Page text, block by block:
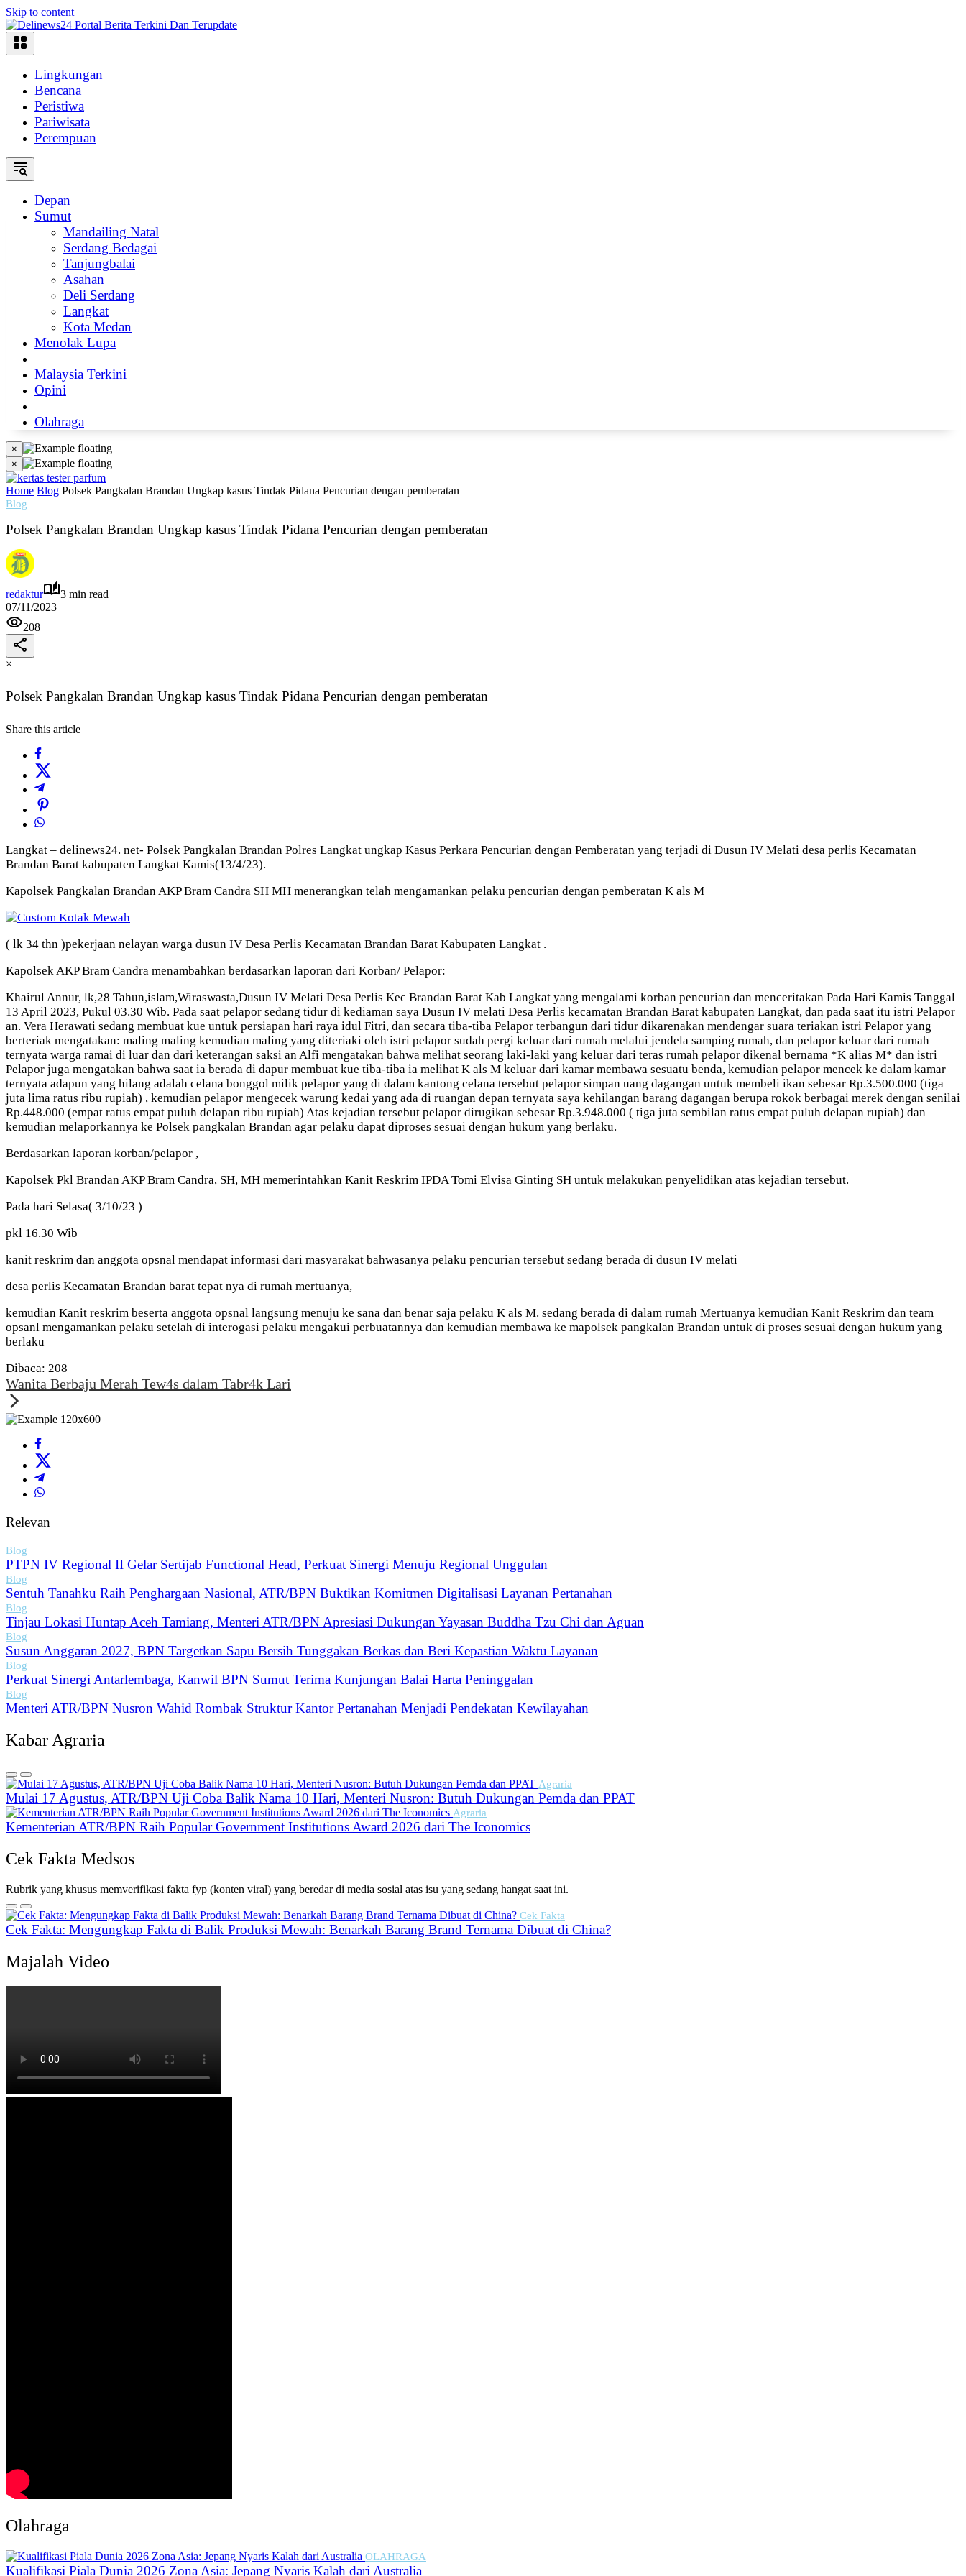
Skip to content
Lingkungan
Bencana
Peristiwa
Pariwisata
Perempuan
Depan
Sumut
Mandailing Natal
Serdang Bedagai
Tanjungbalai
Asahan
Deli Serdang
Langkat
Kota Medan
Menolak Lupa
Malaysia Terkini
Opini
Olahraga
×
×
Home Blog Polsek Pangkalan Brandan Ungkap kasus Tindak Pidana Pencurian dengan pemberatan
Blog
Polsek Pangkalan Brandan Ungkap kasus Tindak Pidana Pencurian dengan pemberatan
redaktur
3 min read
07/11/2023
208
×
Polsek Pangkalan Brandan Ungkap kasus Tindak Pidana Pencurian dengan pemberatan
Share this article
Langkat – delinews24. net- Polsek Pangkalan Brandan Polres Langkat ungkap Kasus Perkara Pencurian dengan Pemberatan yang terjadi di Dusun IV Melati desa perlis Kecamatan
Brandan Barat kabupaten Langkat Kamis(13/4/23).
Kapolsek Pangkalan Brandan AKP Bram Candra SH MH menerangkan telah mengamankan pelaku pencurian dengan pemberatan K als M
( lk 34 thn )pekerjaan nelayan warga dusun IV Desa Perlis Kecamatan Brandan Barat Kabupaten Langkat .
Kapolsek AKP Bram Candra menambahkan berdasarkan laporan dari Korban/ Pelapor:
Khairul Annur, lk,28 Tahun,islam,Wiraswasta,Dusun IV Melati Desa Perlis Kec Brandan Barat Kab Langkat yang mengalami korban pencurian dan menceritakan Pada Hari Kamis Tanggal
13 April 2023, Pukul 03.30 Wib. Pada saat pelapor sedang tidur di kediaman saya Dusun IV melati Desa Perlis kecamatan Brandan Barat kabupaten Langkat, dan pada saat itu istri Pelapor
an. Vera Herawati sedang membuat kue untuk persiapan hari raya idul Fitri, dan secara tiba-tiba Pelapor terbangun dari tidur dikarenakan mendengar suara teriakan istri Pelapor yang
berteriak mengatakan: maling maling kemudian maling yang diteriaki oleh istri pelapor sudah pergi keluar dari rumah melalui jendela samping rumah, dan pelapor keluar dari rumah
ternyata warga ramai di luar dan dari keterangan saksi an Alfi mengatakan bahwa melihat seorang laki-laki yang keluar dari teras rumah pelapor dikenal bernama *K alias M* dan istri
Pelapor juga mengatakan bahwa saat ia berada di dapur membuat kue tiba-tiba ia melihat K als M keluar dari kamar membawa sesuatu benda, kemudian pelapor mencek ke dalam kamar
ternyata adapun yang hilang adalah celana bonggol milik pelapor yang di dalam kantong celana tersebut pelapor simpan uang dagangan untuk membeli ikan sebesar Rp.3.500.000 (tiga
juta lima ratus ribu rupiah) , kemudian pelapor mengecek warung kedai yang ada di ruangan depan ternyata saya kehilangan barang dagangan berupa rokok berbagai merek dengan senilai
Rp.448.000 (empat ratus empat puluh delapan ribu rupiah) Atas kejadian tersebut pelapor dirugikan sebesar Rp.3.948.000 ( tiga juta sembilan ratus empat puluh delapan rupiah) dan
kemudian melaporkannya ke Polsek pangkalan Brandan agar pelaku dapat diproses sesuai dengan hukum yang berlaku.
Berdasarkan laporan korban/pelapor ,
Kapolsek Pkl Brandan AKP Bram Candra, SH, MH memerintahkan Kanit Reskrim IPDA Tomi Elvisa Ginting SH untuk melakukan penyelidikan atas kejadian tersebut.
Pada hari Selasa( 3/10/23 )
pkl 16.30 Wib
kanit reskrim dan anggota opsnal mendapat informasi dari masyarakat bahwasanya pelaku pencurian tersebut sedang berada di dusun IV melati
desa perlis Kecamatan Brandan barat tepat nya di rumah mertuanya,
kemudian Kanit reskrim beserta anggota opsnal langsung menuju ke sana dan benar saja pelaku K als M. sedang berada di dalam rumah Mertuanya kemudian Kanit Reskrim dan team
opsanl mengamankan pelaku setelah di interogasi pelaku mengakui perbuatannya dan kemudian membawa ke mapolsek pangkalan Brandan untuk di proses sesuai dengan hukum yang
berlaku
Dibaca: 208
Wanita Berbaju Merah Tew4s dalam Tabr4k Lari
Relevan
Blog
PTPN IV Regional II Gelar Sertijab Functional Head, Perkuat Sinergi Menuju Regional Unggulan
Blog
Sentuh Tanahku Raih Penghargaan Nasional, ATR/BPN Buktikan Komitmen Digitalisasi Layanan Pertanahan
Blog
Tinjau Lokasi Huntap Aceh Tamiang, Menteri ATR/BPN Apresiasi Dukungan Yayasan Buddha Tzu Chi dan Aguan
Blog
Susun Anggaran 2027, BPN Targetkan Sapu Bersih Tunggakan Berkas dan Beri Kepastian Waktu Layanan
Blog
Perkuat Sinergi Antarlembaga, Kanwil BPN Sumut Terima Kunjungan Balai Harta Peninggalan
Blog
Menteri ATR/BPN Nusron Wahid Rombak Struktur Kantor Pertanahan Menjadi Pendekatan Kewilayahan
Kabar Agraria
Agraria
Mulai 17 Agustus, ATR/BPN Uji Coba Balik Nama 10 Hari, Menteri Nusron: Butuh Dukungan Pemda dan PPAT
Agraria
Kementerian ATR/BPN Raih Popular Government Institutions Award 2026 dari The Iconomics
Cek Fakta Medsos
Rubrik yang khusus memverifikasi fakta fyp (konten viral) yang beredar di media sosial atas isu yang sedang hangat saat ini.
Cek Fakta
Cek Fakta: Mengungkap Fakta di Balik Produksi Mewah: Benarkah Barang Brand Ternama Dibuat di China?
Majalah Video
Olahraga
OLAHRAGA
Kualifikasi Piala Dunia 2026 Zona Asia: Jepang Nyaris Kalah dari Australia